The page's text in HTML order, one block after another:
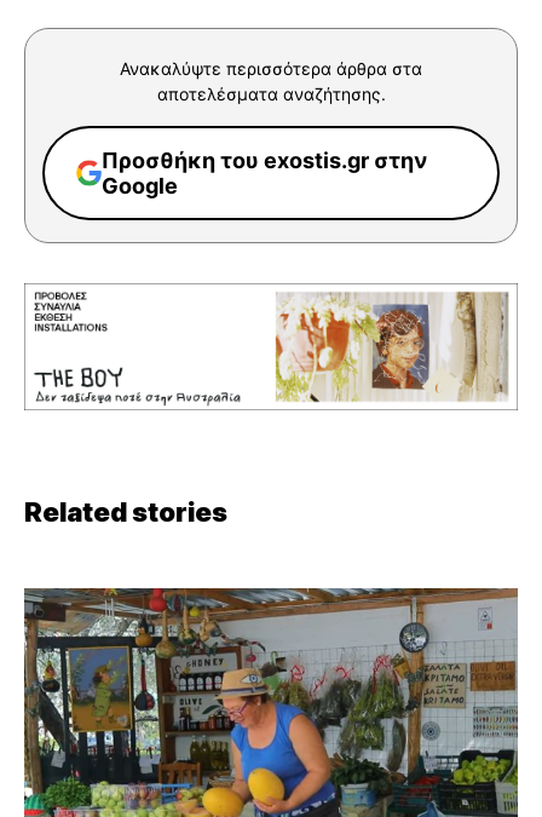
Ανακαλύψτε περισσότερα άρθρα στα
αποτελέσματα αναζήτησης.
Προσθήκη του exostis.gr στην
Google
Related stories